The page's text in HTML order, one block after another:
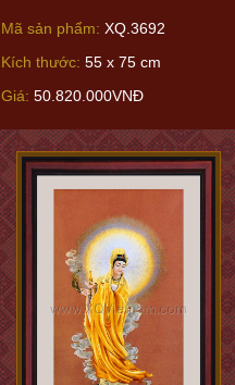
Mã sản phẩm: XQ.3692
Kích thước: 55 x 75 cm
Giá: 50.820.000VNĐ